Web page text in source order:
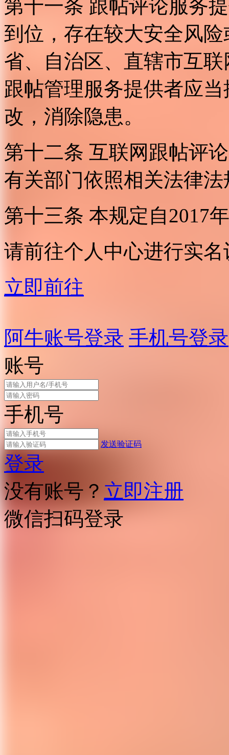
第十一条 跟帖评论服务
到位，存在较大安全风
省、自治区、直辖市互
跟帖管理服务提供者应
改，消除隐患。
第十二条 互联网跟帖评
有关部门依照相关法律
第十三条 本规定自2017
请前往个人中心进行实名
立即前往
阿牛账号登录 手机号登录
账号
手机号
发送验证码
登录
没有账号？ 立即注册
微信扫码登录